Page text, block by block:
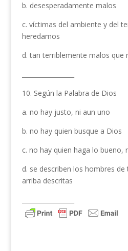
b. desesperadamente malos
c. víctimas del ambiente y del
heredamos
d. tan terriblemente malos que
10. Según la Palabra de Dios
a. no hay justo, ni aun uno
b. no hay quien busque a Dios
c. no hay quien haga lo bueno,
d. se describen los hombres
arriba descritas